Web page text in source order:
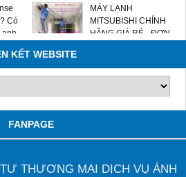
Có
MÁY LẠNH
MITSUBISHI CHÍNH
HÃNG GIÁ RẺ - ĐƠN
0909588116
KẾT WEBSITE
FANPAGE
THƯƠNG MẠI DỊCH VỤ ÁNH